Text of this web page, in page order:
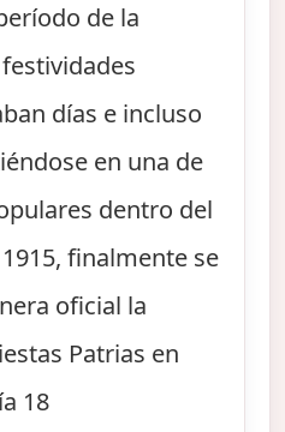
de la
días e incluso
en una de
dentro del
finalmente se
oficial la
Patrias en
18